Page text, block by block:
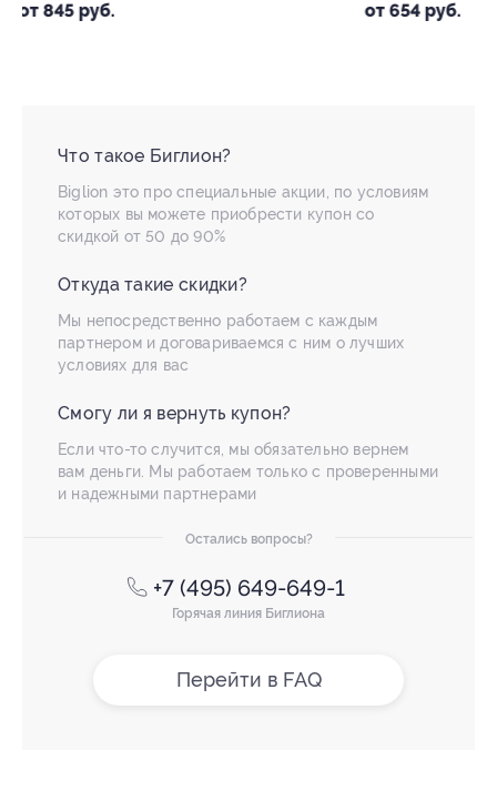
от 654 руб. от 630 руб.
Что такое Биглион?
Biglion это про специальные акции, по условиям
которых вы можете приобрести купон со
скидкой от 50 до 90%
Откуда такие скидки?
Мы непосредственно работаем с каждым
партнером и договариваемся с ним о лучших
условиях для вас
Смогу ли я вернуть купон?
Если что-то случится, мы обязательно вернем
вам деньги. Мы работаем только с проверенными
и надежными партнерами
Остались вопросы?
+7 (495) 649-649-1
Горячая линия Биглиона
Перейти в FAQ